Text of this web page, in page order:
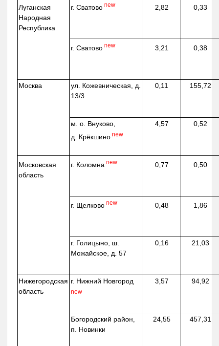
Луганская
Народная
Республика
г. Сватово new 2,82 0,33
г. Сватово new 3,21 0,38
Москва ул. Кожевническая , д.
13/3
0,11 155,72
м. о. Внуково,
д. Крёкшино new
4,57 0,52
Московская
область
г. Коломна new 0,77 0,50
г. Щелково new 0,48 1,86
г. Голицыно, ш.
Можайское, д. 57
0,16 21,03
Нижегородская
область
г. Нижний Новгород
new
3,57 94,92
Богородский район,
п. Новинки
24,55 457,31